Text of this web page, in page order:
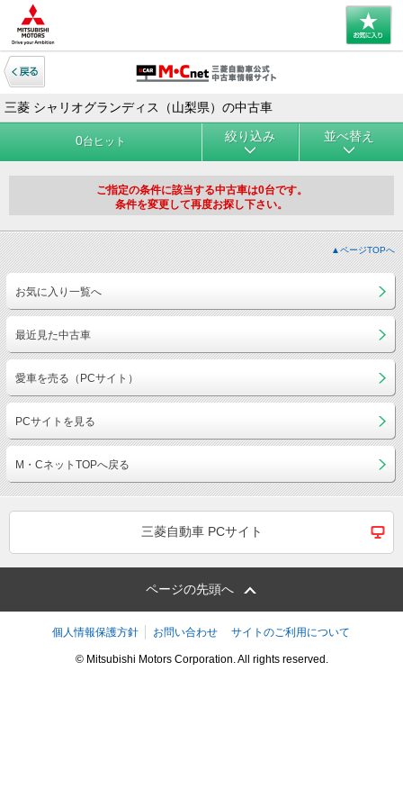
三菱 シャリオグランディス（山梨県）の中古車
0台ヒット 絞り込み 並べ替え
ご指定の条件に該当する中古車は0台です。
条件を変更して再度お探し下さい。
▲ページTOPへ
お気に入り一覧へ
最近見た中古車
愛車を売る（PCサイト）
PCサイトを見る
M・CネットTOPへ戻る
三菱自動車 PCサイト
ページの先頭へ
個人情報保護方針 お問い合わせ サイトのご利用について
© Mitsubishi Motors Corporation. All rights reserved.